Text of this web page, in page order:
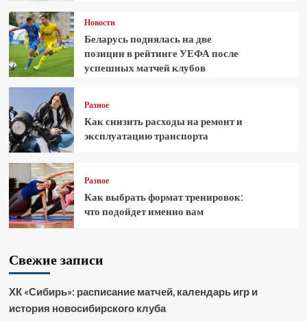
Новости
Беларусь поднялась на две
позиции в рейтинге УЕФА после
успешных матчей клубов
Разное
Как снизить расходы на ремонт и
эксплуатацию транспорта
Разное
Как выбрать формат тренировок:
что подойдет именно вам
Свежие записи
ХК «Сибирь»: расписание матчей, календарь игр и
история новосибирского клуба